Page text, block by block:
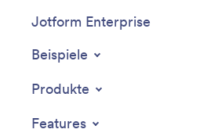
Jotform Enterprise
Beispiele
Produkte
Features